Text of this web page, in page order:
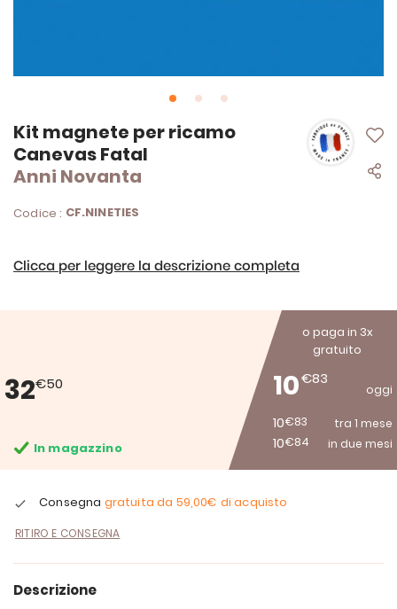
Kit magnete per ricamo
Canevas Fatal
Anni Novanta
Codice : CF.NINETIES
Clicca per leggere la descrizione completa
32€50
o paga in 3x
gratuito
10€83
oggi
10€83 tra 1 mese
10€84 in due mesi
In magazzino
Consegna gratuita da 59,00€ di acquisto
RITIRO E CONSEGNA
Vai
all'inizio
della
galleria
immagini
Descrizione